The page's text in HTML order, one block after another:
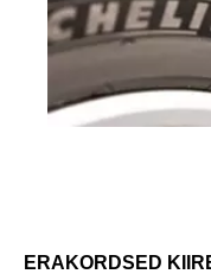
ERAKORDSED